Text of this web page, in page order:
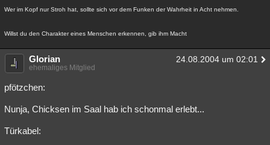
Wer im Kopf nur Stroh hat, sollte sich vor dem Funken der Wahrheit in Acht nehmen.
Willst du den Charakter eines Menschen erkennen, gib ihm Macht
Glorian 24.08.2004 um 02:01
ehemaliges Mitglied
pfötzchen:
Nunja, Chicksen im Saal hab ich schonmal erlebt...
Türkabel: